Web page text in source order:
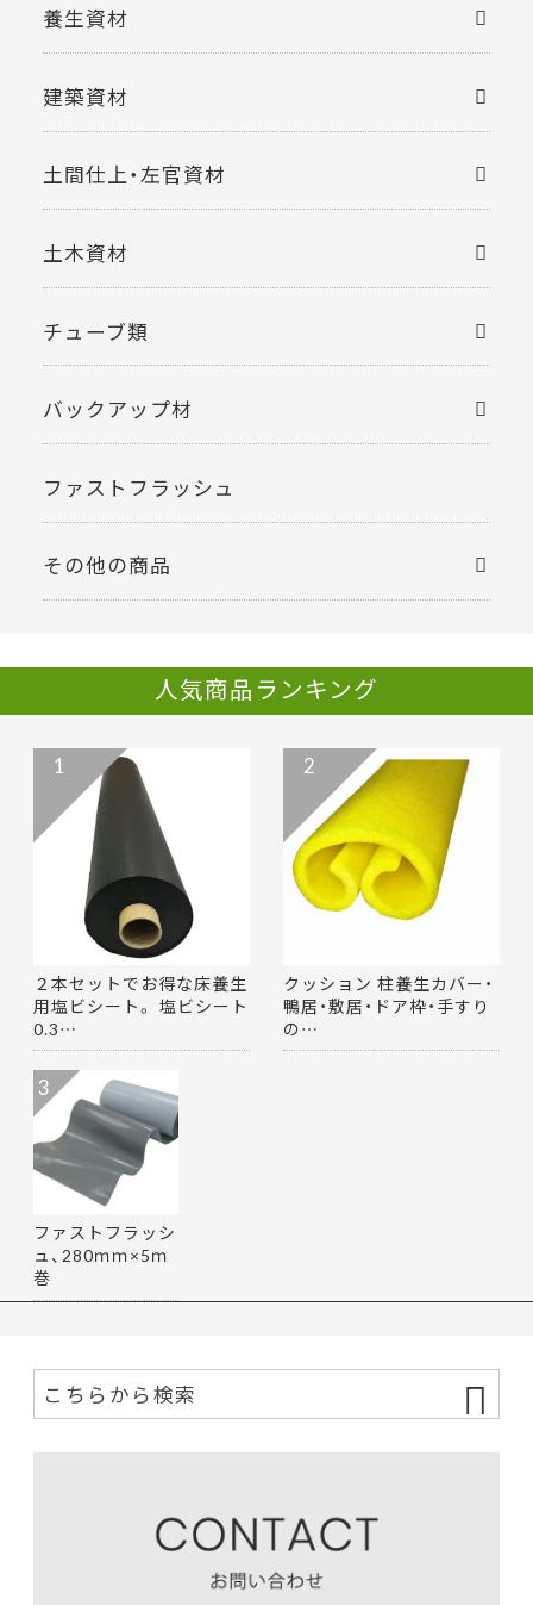
養生資材
建築資材
土間仕上・左官資材
土木資材
チューブ類
バックアップ材
ファストフラッシュ
その他の商品
人気商品ランキング
２本セットでお得な床養生
用塩ビシート。 塩ビシート
0.3…
1
クッション 柱養生カバー・
鴨居・敷居・ドア枠・手すり
の…
2
ファストフラッシ
ュ、280ｍｍ×5ｍ
巻
3